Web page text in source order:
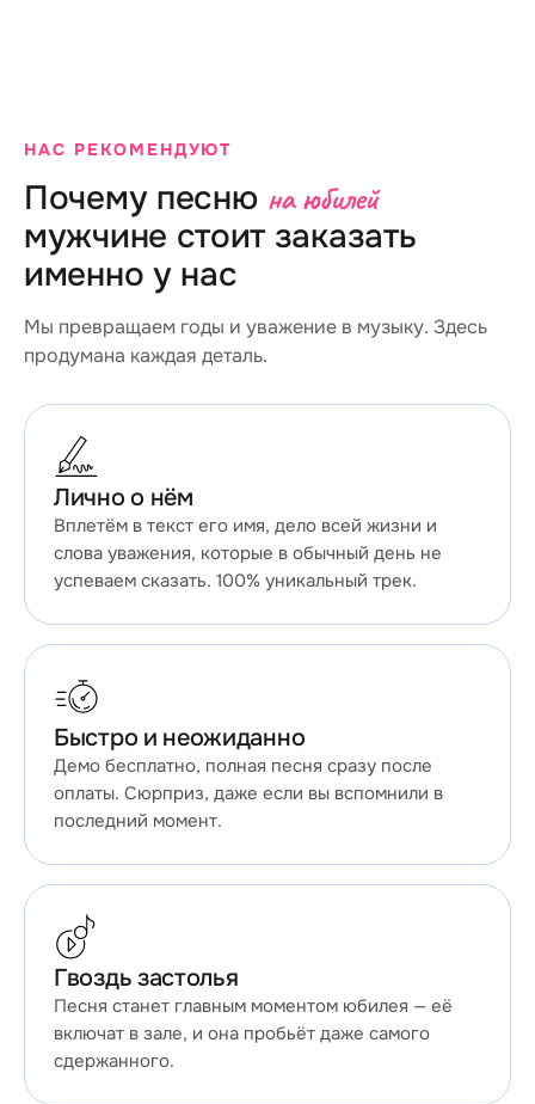
НАС РЕКОМЕНДУЮТ
Почему песню на юбилей
мужчине стоит заказать
именно у нас
Мы превращаем годы и уважение в музыку. Здесь
продумана каждая деталь.
Лично о нём
Вплетём в текст его имя, дело всей жизни и
слова уважения, которые в обычный день не
успеваем сказать. 100% уникальный трек.
Быстро и неожиданно
Демо бесплатно, полная песня сразу после
оплаты. Сюрприз, даже если вы вспомнили в
последний момент.
Гвоздь застолья
Песня станет главным моментом юбилея — её
включат в зале, и она пробьёт даже самого
сдержанного.